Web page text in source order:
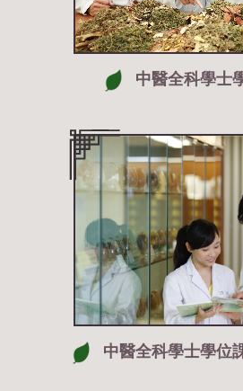
中醫全科學士
中醫全科學士學位